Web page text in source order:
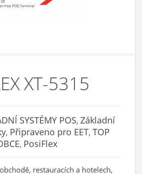
XT-5315
SYSTÉMY POS, Základní
, Připraveno pro EET, TOP
, PosiFlex
restauracích a hotelech,